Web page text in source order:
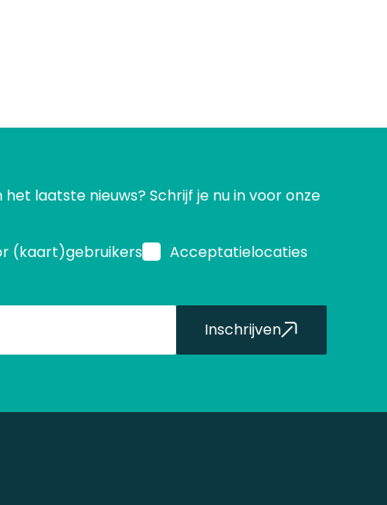
laatste nieuws? Schrijf je nu in voor onze
(kaart)gebruikers
Acceptatielocaties
Inschrijven